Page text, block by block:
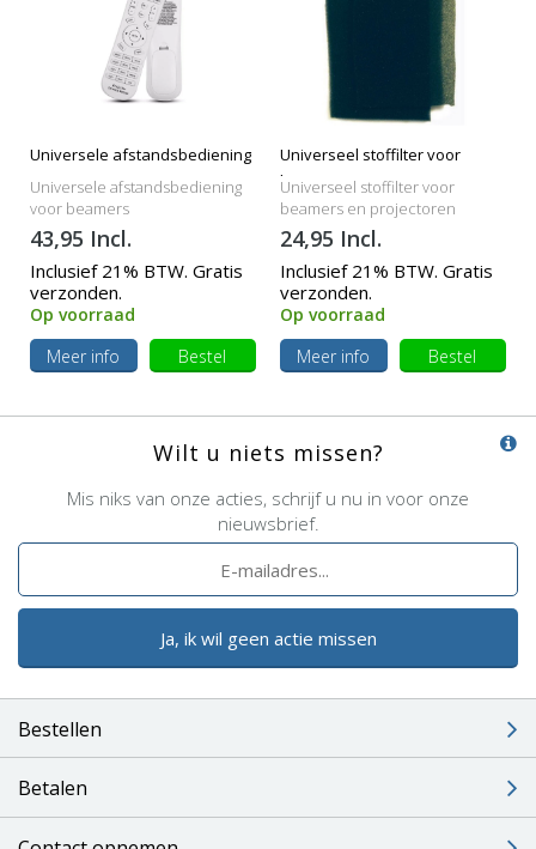
Universele afstandsbediening
Universele afstandsbediening
voor beamers
43,95 Incl.
Inclusief 21% BTW. Gratis
verzonden.
Op voorraad
Meer info
Bestel
Universeel stoffilter voor
beamers
Universeel stoffilter voor
beamers en projectoren
24,95 Incl.
Inclusief 21% BTW. Gratis
verzonden.
Op voorraad
Meer info
Bestel
Wilt u niets missen?
Mis niks van onze acties, schrijf u nu in voor onze
nieuwsbrief.
Ja, ik wil geen actie missen
Bestellen
Betalen